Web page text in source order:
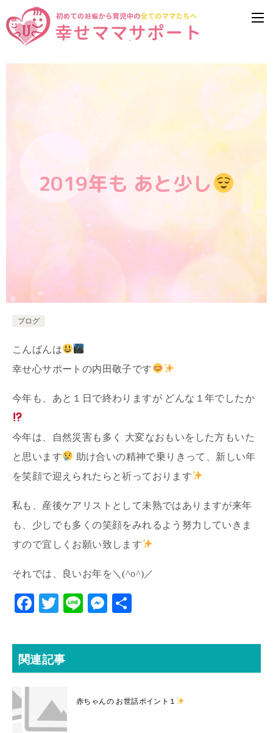
2019年も あと少し
ブログ
こんばんは
幸せ心サポートの内田敬子です
今年も、あと１日で終わりますが どんな１年でしたか
今年は、自然災害も多く 大変なおもいをした方もいた
と思います
助け合いの精神で乗りきって、新しい年
を笑顔で迎えられたらと祈っております
私も、産後ケアリストとして未熟ではありますが来年
も、少しでも多くの笑顔をみれるよう努力していきま
すので宜しくお願い致します
それでは、良いお年を＼(^o^)／
F
eb
o
T
itt
er
Li
M
se
r
関連記事
赤ちゃんの お世話ポイント１